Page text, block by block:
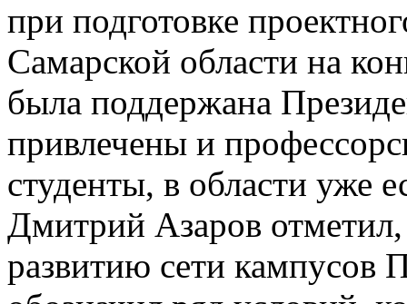
при подготовке
Самарской области на
была поддержана
привлечены и
студенты, в области уже
Дмитрий Азаров
развитию сети кампусов